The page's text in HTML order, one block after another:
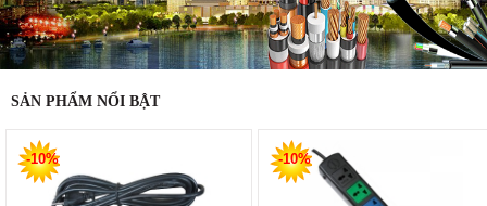
SẢN PHẨM NỔI BẬT
-10% -10%